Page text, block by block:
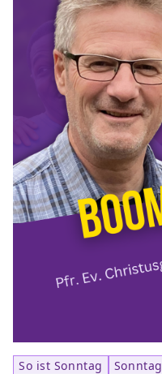
So ist Sonntag Sonntag